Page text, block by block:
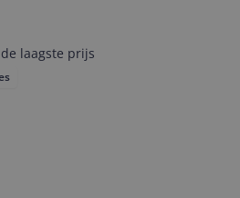
laagste prijs